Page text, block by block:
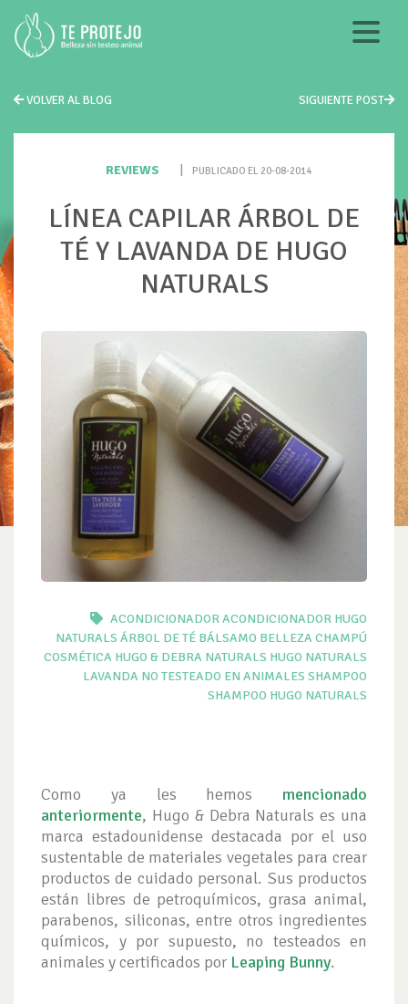
VOLVER AL BLOG SIGUIENTE POST
REVIEWS PUBLICADO EL 20-08-2014
LÍNEA CAPILAR ÁRBOL DE
TÉ Y LAVANDA DE HUGO
NATURALS
ACONDICIONADORACONDICIONADOR HUGO
NATURALS ÁRBOL DE TÉ BÁLSAMO BELLEZA CHAMPÚ
COSMÉTICA HUGO & DEBRA NATURALS HUGO NATURALS
LAVANDA NO TESTEADO EN ANIMALES SHAMPOO
SHAMPOO HUGO NATURALS
Como ya les hemos mencionado
anteriormente, Hugo & Debra Naturals es una
marca estadounidense destacada por el uso
sustentable de materiales vegetales para crear
productos de cuidado personal. Sus productos
están libres de petroquímicos, grasa animal,
parabenos, siliconas, entre otros ingredientes
químicos, y por supuesto, no testeados en
animales y certificados por Leaping Bunny.